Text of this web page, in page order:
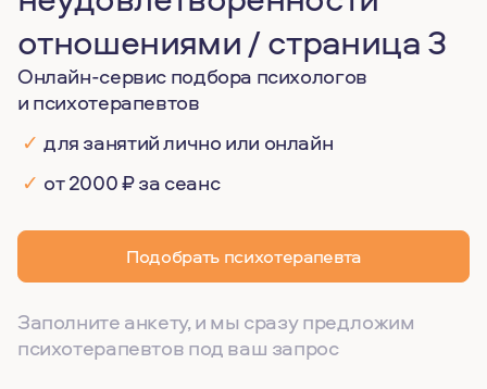
отношениями / страница 3
Онлайн-сервис подбора психологов
и психотерапевтов
✓ для занятий лично или онлайн
✓ от 2000 ₽ за сеанс
Подобрать психотерапевта
Заполните анкету, и мы сразу предложим
психотерапевтов под ваш запрос